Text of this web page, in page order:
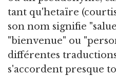
tant qu'hetaïre
son nom signifie
"bienvenue" ou
différentes
s'accordent presque